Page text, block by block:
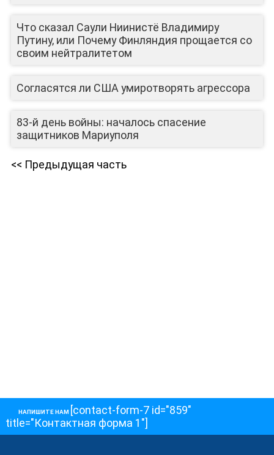
ЛИЦА КАНАЛА
<< Предыдущая часть
Что сказал Саули Ниинистё Владимиру
Путину, или Почему Финляндия прощается со
своим нейтралитетом
Согласятся ли США умиротворять агрессора
83-й день войны: началось спасение
защитников Мариуполя
НАПИШИТЕ НАМ [contact-form-7 id="859"
title="Контактная форма 1"]